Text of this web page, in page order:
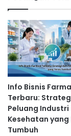
Info Bisnis
Terbaru:
Peluang Industri
Kesehatan yang
Tumbuh